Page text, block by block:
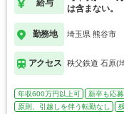
給与
は含まない。
勤務地 埼玉県 熊谷市
アクセス 秩父鉄道 石原(
年収600万円以上可 新卒も応
原則、引越しを伴う転勤なし